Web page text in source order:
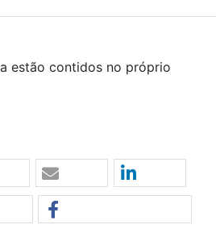
estão contidos no próprio